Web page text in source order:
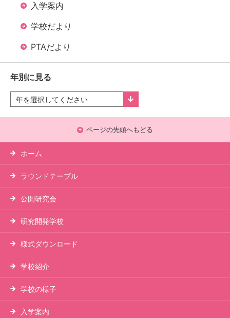
入学案内
学校だより
PTAだより
年別に見る
ページの先頭へもどる
ホーム
ラウンドテーブル
公開研究会
研究開発学校
様式ダウンロード
学校紹介
学校の様子
入学案内